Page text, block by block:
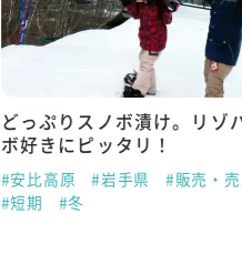
どっぷりスノボ漬け。リゾ
ボ好きにピッタリ！
#安比高原 #岩手県
#販売・
#短期
#冬